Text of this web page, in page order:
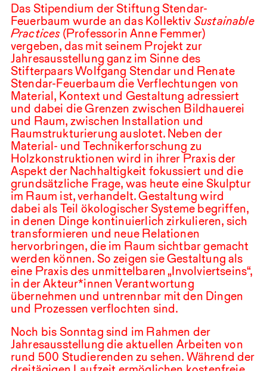
Das Stipendium der Stiftung Stendar-
Feuerbaum wurde an das Kollektiv Sustainable
Practices(Professorin Anne Femmer)
vergeben, das mit seinem Projekt zur
Jahresausstellung ganz im Sinne des
Stifterpaars Wolfgang Stendar und Renate
Stendar-Feuerbaum die Verflechtungen von
Material, Kontext und Gestaltung adressiert
und dabei die Grenzen zwischen Bildhauerei
und Raum, zwischen Installation und
Raumstrukturierung auslotet. Neben der
Material- und Technikerforschung zu
Holzkonstruktionen wird in ihrer Praxis der
Aspekt der Nachhaltigkeit fokussiert und die
grundsätzliche Frage, was heute eine Skulptur
im Raum ist, verhandelt. Gestaltung wird
dabei als Teil ökologischer Systeme begriffen,
in denen Dinge kontinuierlich zirkulieren, sich
transformieren und neue Relationen
hervorbringen, die im Raum sichtbar gemacht
werden können. So zeigen sie Gestaltung als
eine Praxis des unmittelbaren „Involviertseins“,
in der Akteur*innen Verantwortung
übernehmen und untrennbar mit den Dingen
und Prozessen verflochten sind.
Noch bis Sonntag sind im Rahmen der
Jahresausstellung die aktuellen Arbeiten von
rund 500 Studierenden zu sehen. Während der